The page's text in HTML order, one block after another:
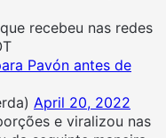
recebeu nas redes
Pavón antes de
April 20, 2022
e viralizou nas